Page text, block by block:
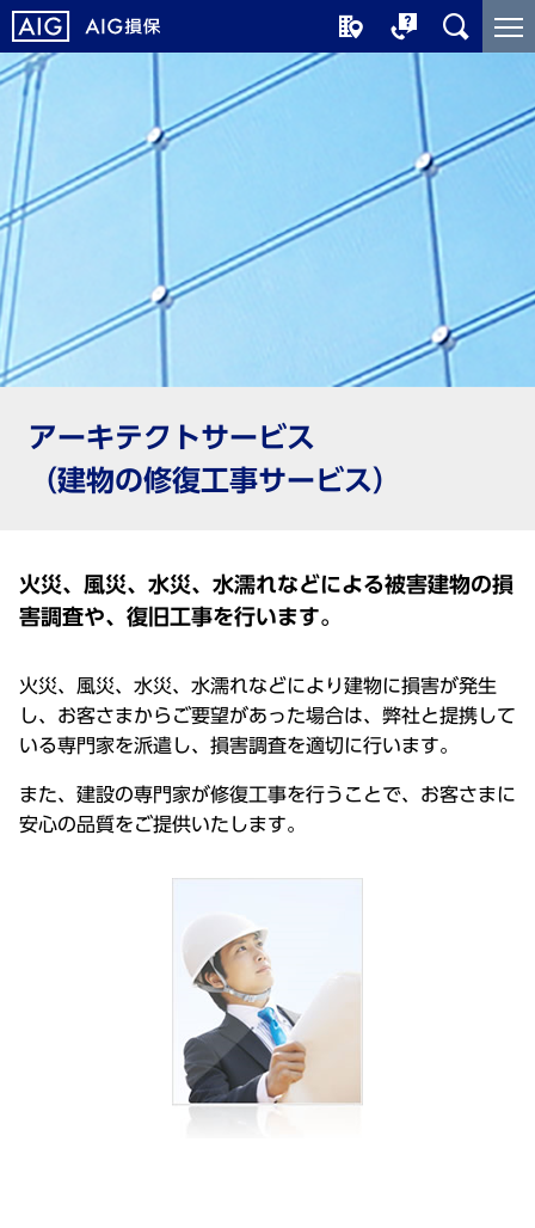
メ
イ
ン
ン
テ
ン
ツ
に
ジ
ャ
ン
プ
こ
こ
か
メ
イ
ン
コ
ン
テ
ン
ツ
で
アーキテクトサービス
（建物の修復工事サービス）
火災、風災、水災、水濡れなどによる被害建物の損
害調査や、復旧工事を行います。
火災、風災、水災、水濡れなどにより建物に損害が発生
し、お客さまからご要望があった場合は、弊社と提携して
いる専門家を派遣し、損害調査を適切に行います。
また、建設の専門家が修復工事を行うことで、お客さまに
安心の品質をご提供いたします。